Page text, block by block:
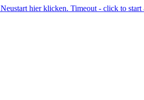
hier klicken. Timeout - click to start